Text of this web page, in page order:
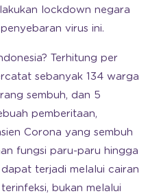
lockdown negara
virus ini.
Terhitung per
sebanyak 134 warga
sembuh, dan 5
pemberitaan,
Corona yang sembuh
fungsi paru-paru hingga
terjadi melalui cairan
bukan melalui